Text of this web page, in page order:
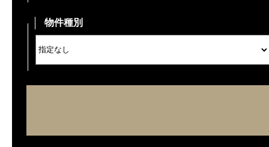
物件種別